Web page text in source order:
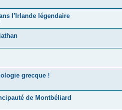
l'Irlande légendaire
grecque !
de Montbéliard